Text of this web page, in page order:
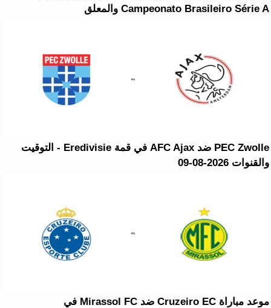
Campeonato Brasileiro Série A والمعلق
PEC Zwolle ضد AFC Ajax في قمة Eredivisie - التوقيت
والقنوات 2026-08-09
موعد مباراة Cruzeiro EC ضد Mirassol FC في